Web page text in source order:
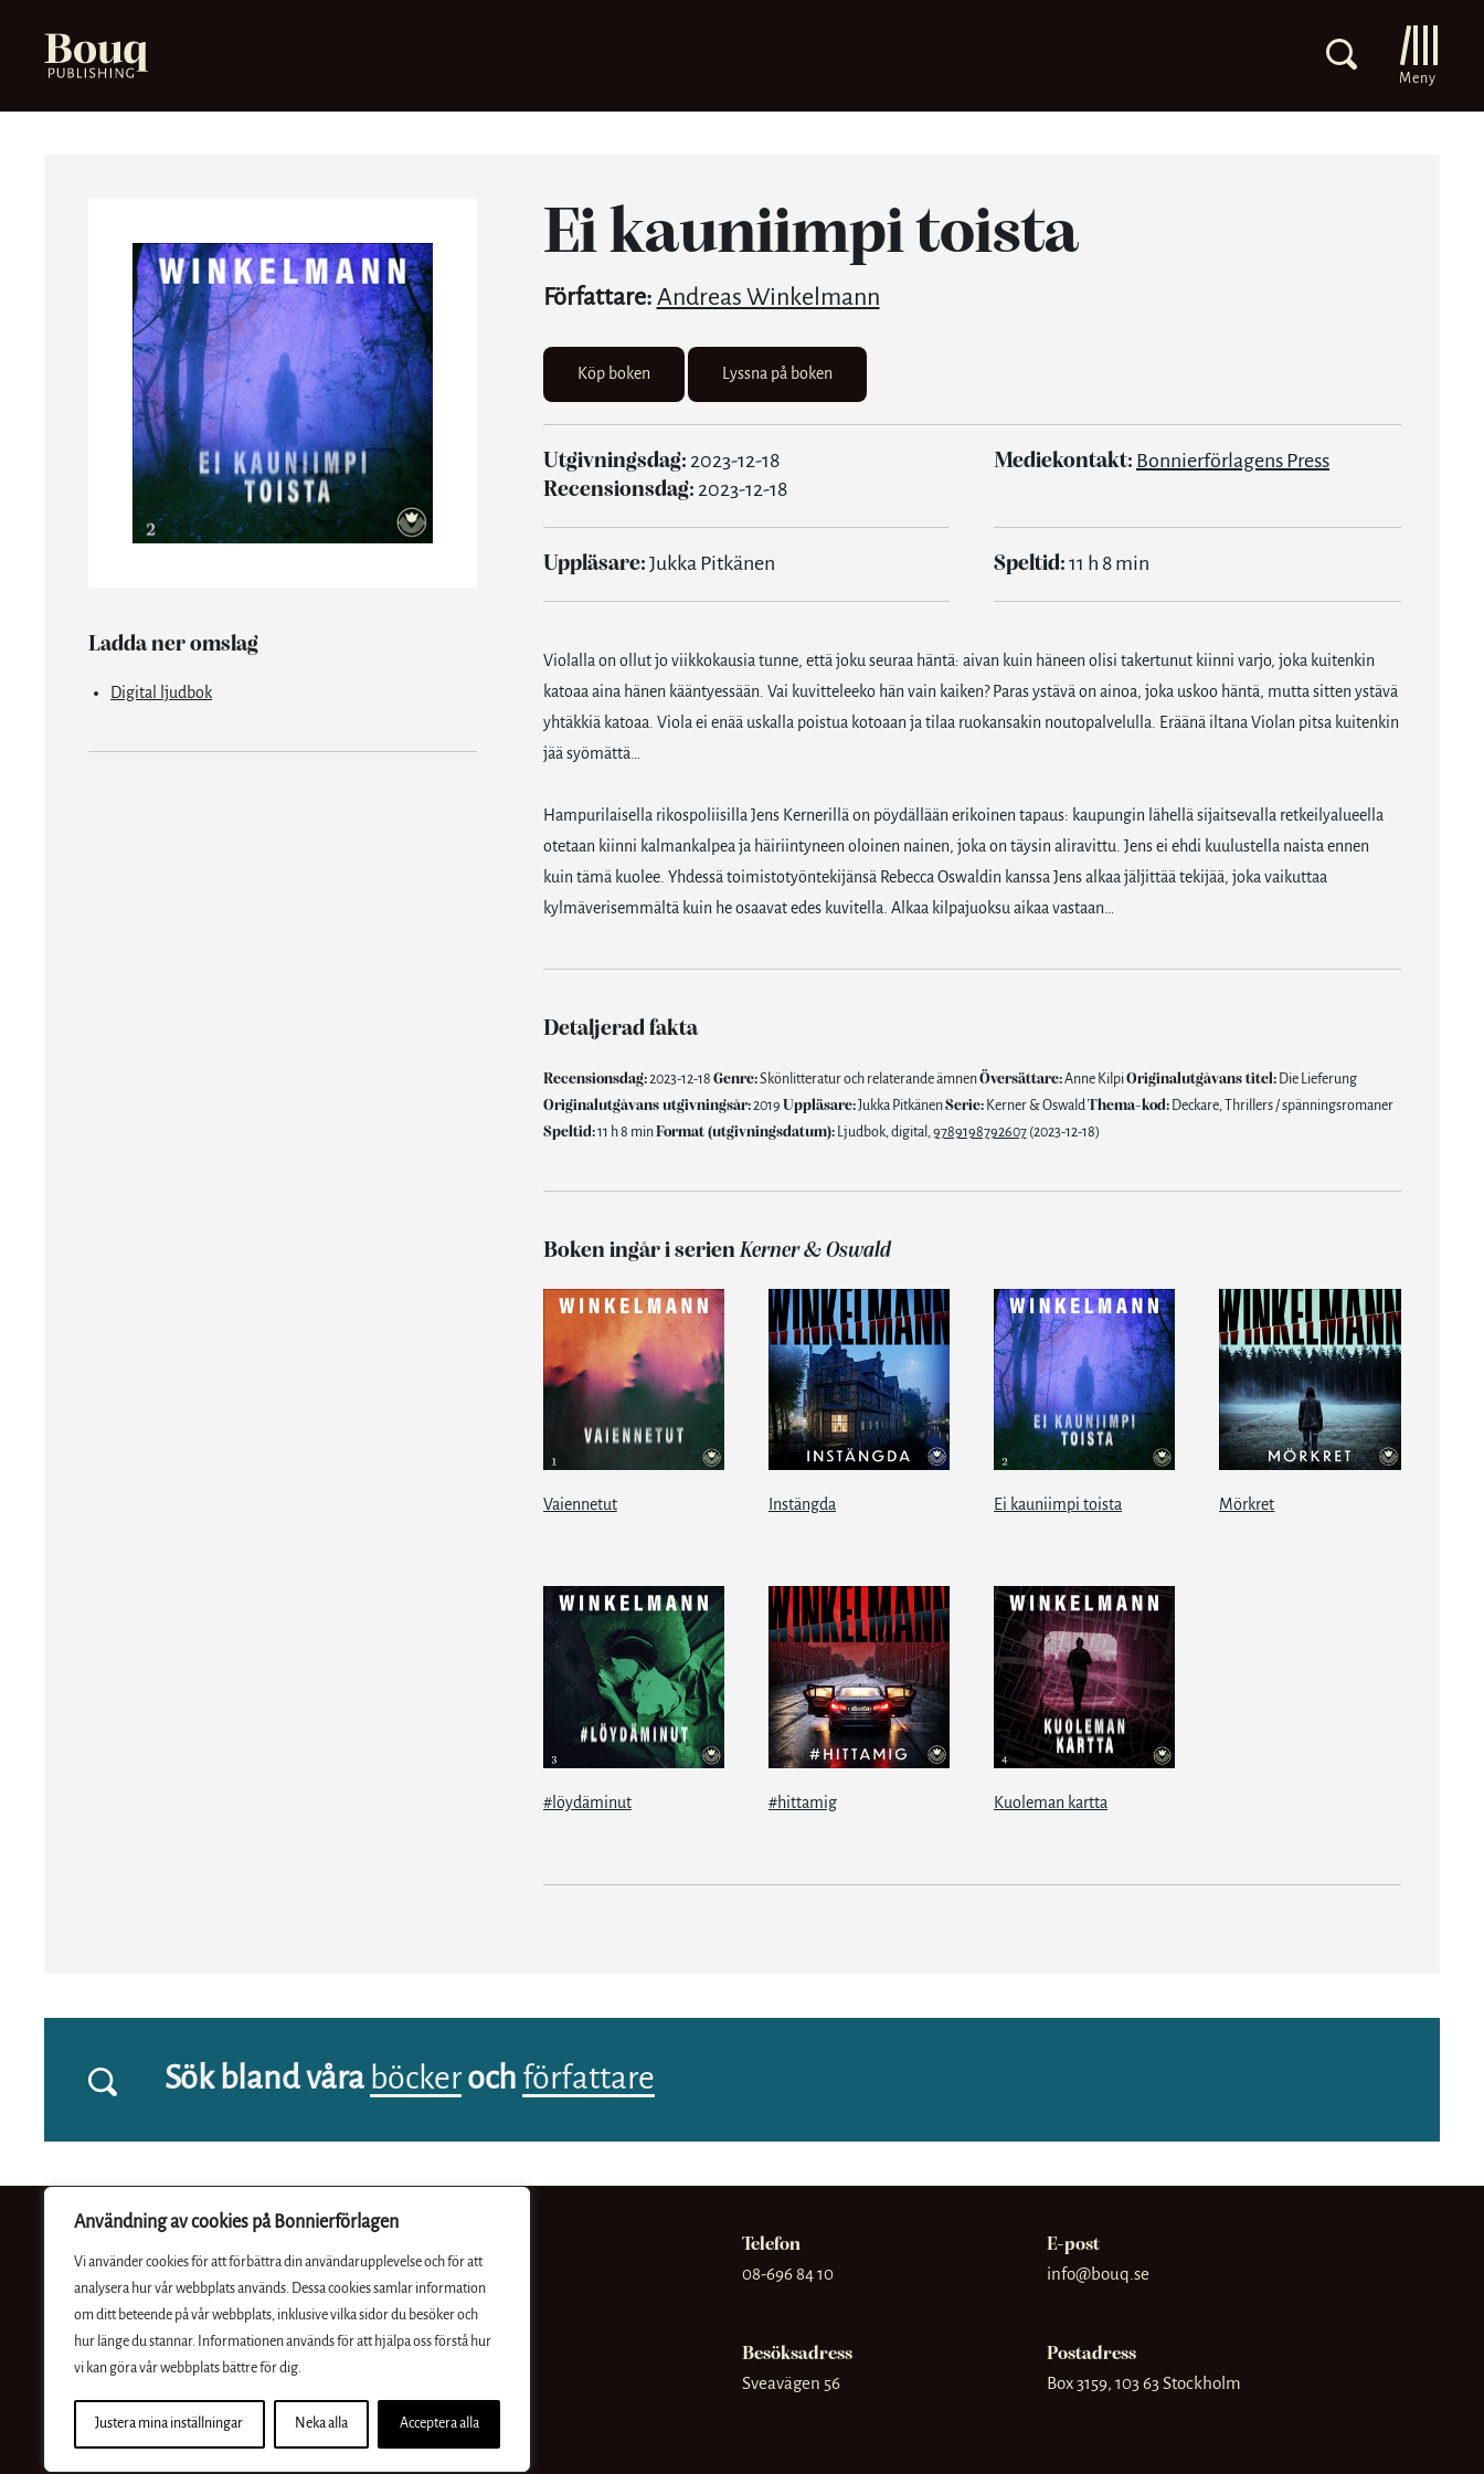
Användning av cookies på Bonnierförlagen
Vi använder cookies för att förbättra din användarupplevelse och för att
analysera hur vår webbplats används. Dessa cookies samlar information
om ditt beteende på vår webbplats, inklusive vilka sidor du besöker och
hur länge du stannar. Informationen används för att hjälpa oss förstå hur
vi kan göra vår webbplats bättre för dig.
Justera mina inställningar Neka alla Acceptera alla
Meny
Ladda ner omslag
Digital ljudbok
Ei kauniimpi toista
Författare: Andreas Winkelmann
Köp boken Lyssna på boken
Utgivningsdag: 2023-12-18
Recensionsdag: 2023-12-18
Mediekontakt: Bonnierförlagens Press
Uppläsare: Jukka Pitkänen Speltid: 11 h 8 min
Violalla on ollut jo viikkokausia tunne, että joku seuraa häntä: aivan kuin häneen olisi takertunut kiinni varjo, joka kuitenkin
katoaa aina hänen kääntyessään. Vai kuvitteleeko hän vain kaiken? Paras ystävä on ainoa, joka uskoo häntä, mutta sitten ystävä
yhtäkkiä katoaa. Viola ei enää uskalla poistua kotoaan ja tilaa ruokansakin noutopalvelulla. Eräänä iltana Violan pitsa kuitenkin
jää syömättä…
Hampurilaisella rikospoliisilla Jens Kernerillä on pöydällään erikoinen tapaus: kaupungin lähellä sijaitsevalla retkeilyalueella
otetaan kiinni kalmankalpea ja häiriintyneen oloinen nainen, joka on täysin aliravittu. Jens ei ehdi kuulustella naista ennen
kuin tämä kuolee. Yhdessä toimistotyöntekijänsä Rebecca Oswaldin kanssa Jens alkaa jäljittää tekijää, joka vaikuttaa
kylmäverisemmältä kuin he osaavat edes kuvitella. Alkaa kilpajuoksu aikaa vastaan…
Detaljerad fakta
Recensionsdag:2023-12-18 Genre:Skönlitteratur och relaterande ämnenÖversättare:Anne KilpiOriginalutgåvans titel:Die Lieferung
Originalutgåvans utgivningsår:2019 Uppläsare:Jukka PitkänenSerie:Kerner & OswaldThema-kod:Deckare, Thrillers / spänningsromaner
Speltid:11 h 8 minFormat (utgivningsdatum):Ljudbok, digital,9789198792607(2023-12-18)
Boken ingår i serienKerner & Oswald
Vaiennetut Instängda Ei kauniimpi toista Mörkret
#löydäminut #hittamig Kuoleman kartta
Sök bland våra böckeroch författare
Bouq Publishing är ett nytt digitalt förlag med inriktning på
spänning. Vi vill skapa fantastiska serier, berättelser och
universum för den digitala kunden både i Sverige och
internationellt.
En del av Bonnierförlagen
Telefon
08-696 84 10
E-post
info@bouq.se
Besöksadress
Sveavägen 56
Postadress
Box 3159, 103 63 Stockholm